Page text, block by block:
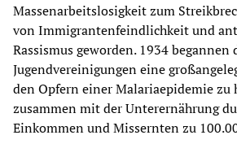
Massenarbeitslosigkeit zum
von Immigrantenfeindlichkeit und
Rassismus geworden. 1934 begannen
Jugendvereinigungen eine
den Opfern einer Malariaepidemie zu
zusammen mit der Unterernährung
Einkommen und Missernten zu